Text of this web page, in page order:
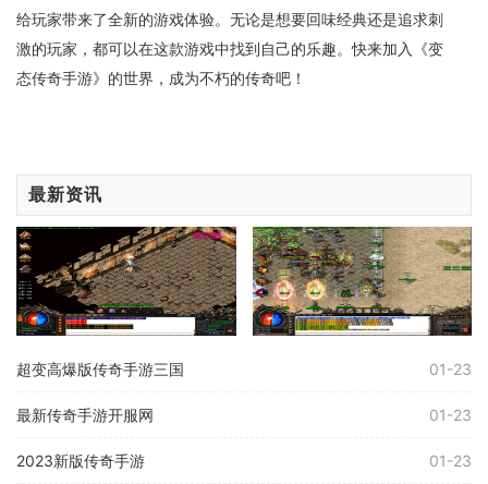
给玩家带来了全新的游戏体验。无论是想要回味经典还是追求刺
激的玩家，都可以在这款游戏中找到自己的乐趣。快来加入《变
态传奇手游》的世界，成为不朽的传奇吧！
最新资讯
超变高爆版传奇手游三国 01-23
最新传奇手游开服网 01-23
2023新版传奇手游 01-23